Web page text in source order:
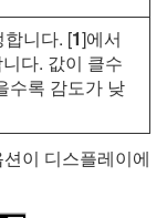
니다. [1]에서
다. 값이 클수
수록 감도가 낮
이 디스플레이에